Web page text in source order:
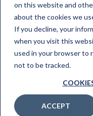
on this website and
about the cookies we
If you decline, your
when you visit this
used in your browser to
not to be tracked.
ACCEPT
CASE
ARTIKLAR
OM OSS
ENG
Digital